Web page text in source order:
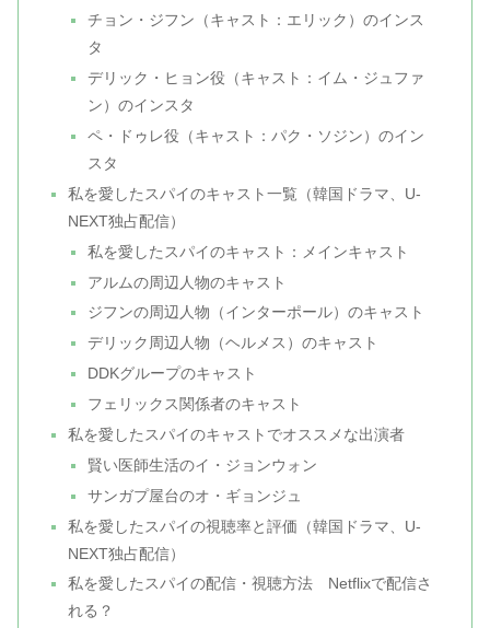
チョン・ジフン（キャスト：エリック）のインス
タ
デリック・ヒョン役（キャスト：イム・ジュファ
ン）のインスタ
ペ・ドゥレ役（キャスト：パク・ソジン）のイン
スタ
私を愛したスパイのキャスト一覧（韓国ドラマ、U-
NEXT独占配信）
私を愛したスパイのキャスト：メインキャスト
アルムの周辺人物のキャスト
ジフンの周辺人物（インターポール）のキャスト
デリック周辺人物（ヘルメス）のキャスト
DDKグループのキャスト
フェリックス関係者のキャスト
私を愛したスパイのキャストでオススメな出演者
賢い医師生活のイ・ジョンウォン
サンガプ屋台のオ・ギョンジュ
私を愛したスパイの視聴率と評価（韓国ドラマ、U-
NEXT独占配信）
私を愛したスパイの配信・視聴方法 Netflixで配信さ
れる？